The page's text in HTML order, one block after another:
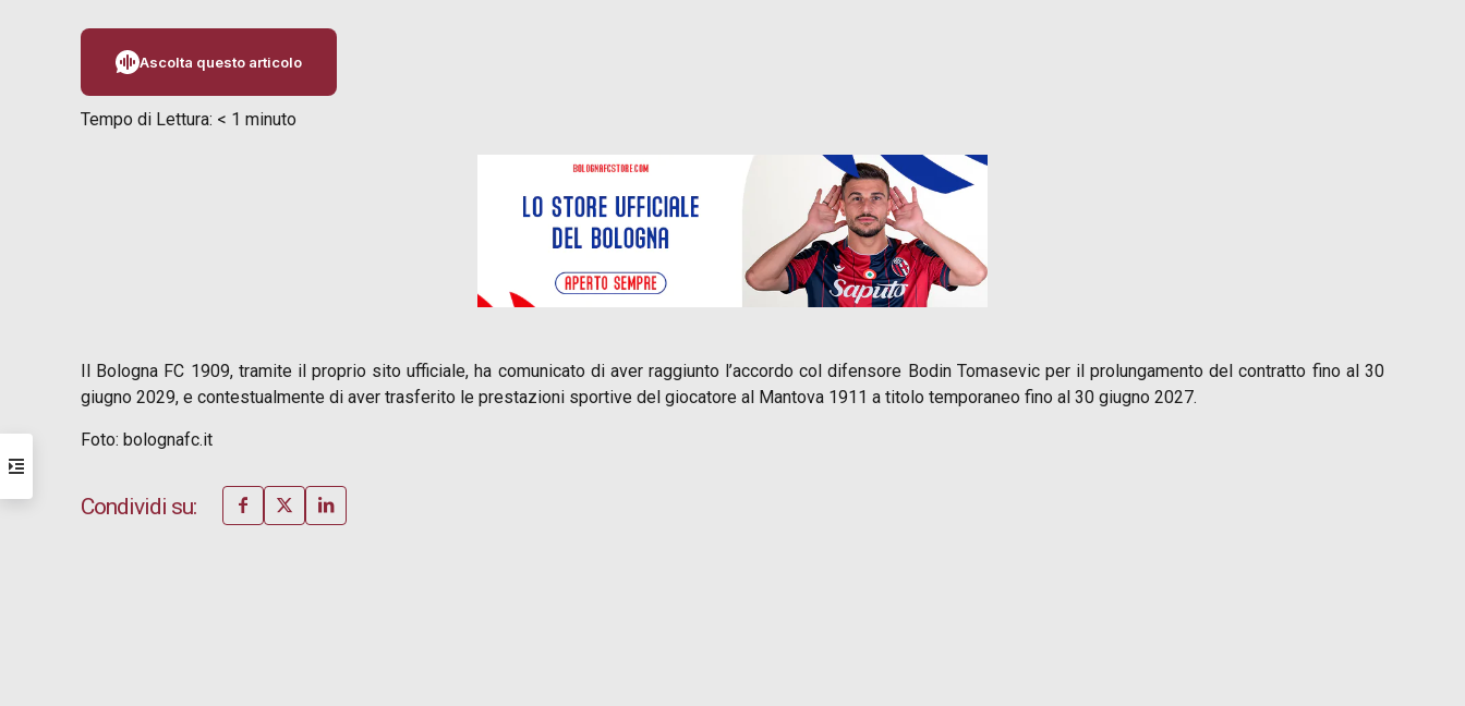
Ascolta questo articolo
Tempo di Lettura: < 1 minuto
Il Bologna FC 1909, tramite il proprio sito ufficiale, ha comunicato di aver raggiunto l’accordo col difensore Bodin Tomasevic per il prolungamento del contratto fino al 30
giugno 2029, e contestualmente di aver trasferito le prestazioni sportive del giocatore al Mantova 1911 a titolo temporaneo fino al 30 giugno 2027.
Foto: bolognafc.it
Condividi su: